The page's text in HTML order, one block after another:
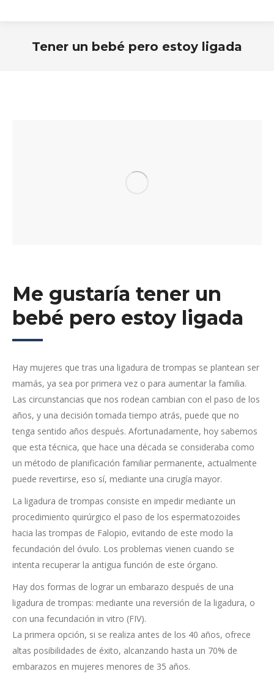
Tener un bebé pero estoy ligada
Me gustaría tener un
bebé pero estoy ligada
Hay mujeres que tras una ligadura de trompas se plantean ser
mamás, ya sea por primera vez o para aumentar la familia.
Las circunstancias que nos rodean cambian con el paso de los
años, y una decisión tomada tiempo atrás, puede que no
tenga sentido años después. Afortunadamente, hoy sabemos
que esta técnica, que hace una década se consideraba como
un método de planificación familiar permanente, actualmente
puede revertirse, eso sí, mediante una cirugía mayor.
La ligadura de trompas consiste en impedir mediante un
procedimiento quirúrgico el paso de los espermatozoides
hacia las trompas de Falopio, evitando de este modo la
fecundación del óvulo. Los problemas vienen cuando se
intenta recuperar la antigua función de este órgano.
Hay dos formas de lograr un embarazo después de una
ligadura de trompas: mediante una reversión de la ligadura, o
con una fecundación in vitro (FIV).
La primera opción, si se realiza antes de los 40 años, ofrece
altas posibilidades de éxito, alcanzando hasta un 70% de
embarazos en mujeres menores de 35 años.